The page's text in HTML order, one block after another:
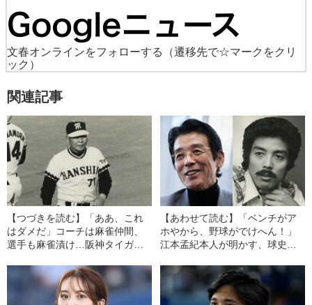
文春オンラインをフォローする
（遷移先で☆マークをクリ
ック）
関連記事
【つづきを読む】「ああ、これ
はダメだ」コーチは麻雀仲間、
選手も麻雀漬け…阪神タイガー
た“迷監督”とは
【あわせて読む】「ベンチがア
ホやから、野球がでけへん！」
江本孟紀本人が明かす、球史に